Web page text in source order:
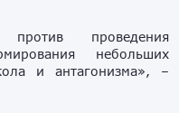
проведения
небольших
и антагонизма», –